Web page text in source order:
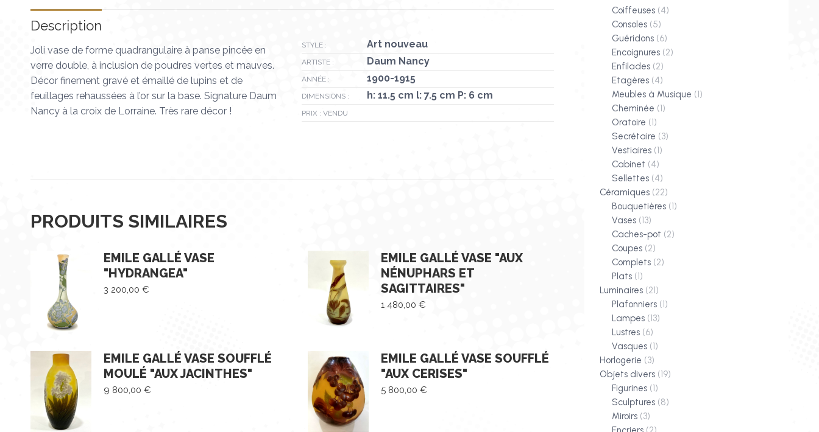
Description
Joli vase de forme quadrangulaire à panse pincée en
verre double, à inclusion de poudres vertes et mauves.
Décor finement gravé et émaillé de lupins et de
feuillages rehaussées à l’or sur la base. Signature Daum
Nancy à la croix de Lorraine. Très rare décor !
STYLE : Art nouveau
ARTISTE : Daum Nancy
ANNÉE : 1900-1915
DIMENSIONS : h: 11.5 cm l: 7.5 cm P: 6 cm
PRIX : VENDU
PRODUITS SIMILAIRES
EMILE GALLÉ VASE
"HYDRANGEA"
3 200,00 €
EMILE GALLÉ VASE "AUX
NÉNUPHARS ET
SAGITTAIRES"
1 480,00 €
EMILE GALLÉ VASE SOUFFLÉ
MOULÉ "AUX JACINTHES"
9 800,00 €
EMILE GALLÉ VASE SOUFFLÉ
"AUX CERISES"
5 800,00 €
Coiffeuses (4)
Consoles (5)
Guéridons (6)
Encoignures (2)
Enfilades (2)
Etagères (4)
Meubles à Musique (1)
Cheminée (1)
Oratoire (1)
Secrétaire (3)
Vestiaires (1)
Cabinet (4)
Sellettes (4)
Céramiques (22)
Bouquetières (1)
Vases (13)
Caches-pot (2)
Coupes (2)
Complets (2)
Plats (1)
Luminaires (21)
Plafonniers (1)
Lampes (13)
Lustres (6)
Vasques (1)
Horlogerie (3)
Objets divers (19)
Figurines (1)
Sculptures (8)
Miroirs (3)